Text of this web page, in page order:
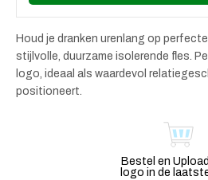
Houd je dranken urenlang op
stijlvolle, duurzame isolerende fles.
logo, ideaal als waardevol
positioneert.
Bestel en
logo in de